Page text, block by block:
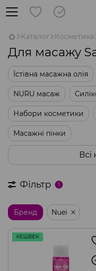
Каталог Косметика
Для масажу
Їстівна масажна олія
NURU масаж
Набори косметики
Масажні пінки
Масажна косметикаВсі
Фільтр 1
Бренд Nuei
КЕШБЕК